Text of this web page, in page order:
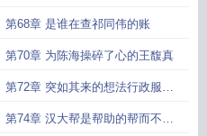
牢下面这样大家都好
第68章 是谁在查祁同伟的账
第70章 为陈海操碎了心的王馥真
第72章 突如其来的想法行政服务
中心
第74章 汉大帮是帮助的帮而不是